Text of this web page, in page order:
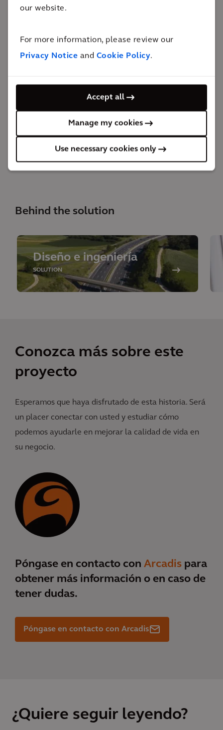
our website.
For more information, please review our
Privacy Notice and Cookie Policy.
Accept all
Manage my cookies
Use necessary cookies only
emblemática. El centro integra las iniciativas de
enseñanza, investigación e innovación de la entidad
aspiraciones globales de Brasil como centro de
excelencia e innovación médica.
MÁS INFORMACIÓN
Behind the solution
Diseño e ingeniería
SOLUTION
Conozca más sobre este
proyecto
Esperamos que haya disfrutado de esta historia. Será
un placer conectar con usted y estudiar cómo
podemos ayudarle en mejorar la calidad de vida en
su negocio.
Póngase en contacto con Arcadis para
obtener más información o en caso de
tener dudas.
Póngase en contacto con Arcadis
¿Quiere seguir leyendo?